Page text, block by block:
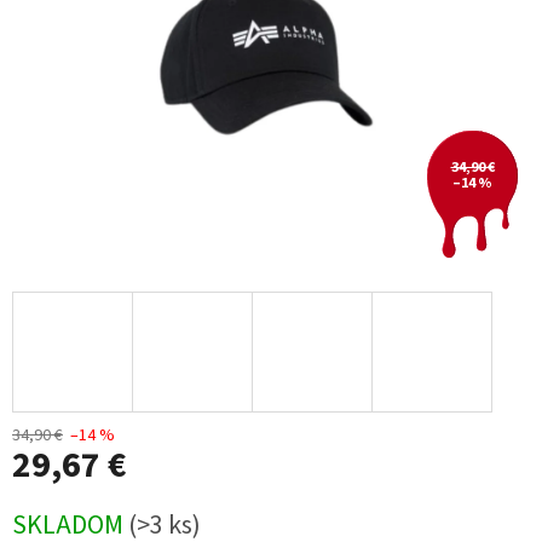
34,90 €
–14 %
34,90 € –14 %
29,67 €
cena:
SKLADOM (>3 ks)